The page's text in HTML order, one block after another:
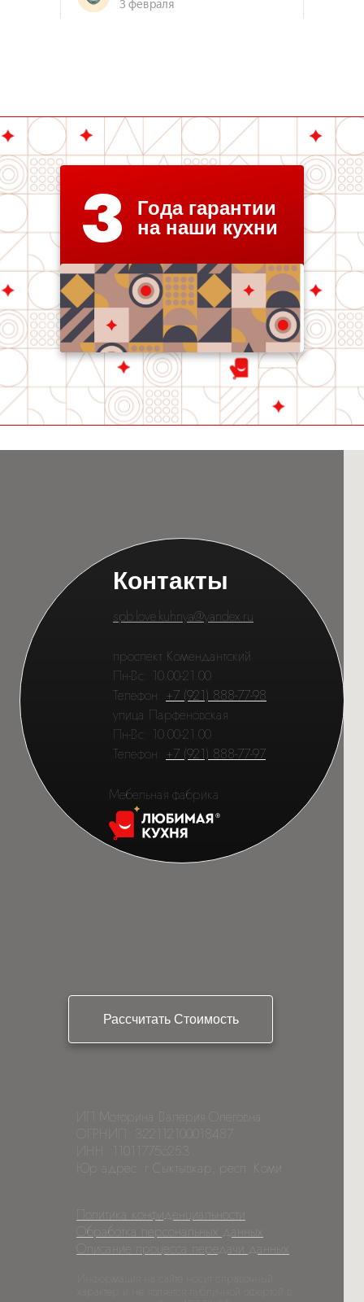
Любимая кухня на карте Санкт‑Петербурга — Яндекс Карты
Года гарантии
на наши кухни
3
Контакты
Рассчитать Стоимость
spb.love.kuhnya@yandex.ru
проспект Комендантский
Пн-Вс: 10.00-21.00
Телефон: +7 (921) 888-77-98
улица Парфёновская
Пн-Вс: 10.00-21.00
Телефон: +7 (921) 888-77-97
ИП Моторина Валерия Олеговна
ОГРНИП: 322112100018487
ИНН: 110117756253
Юр адрес: г Сыктывкар, респ. Коми
Политика конфиденциальности
Обработка персональных данных
Описание процесса передачи данных
Мебельная фабрика